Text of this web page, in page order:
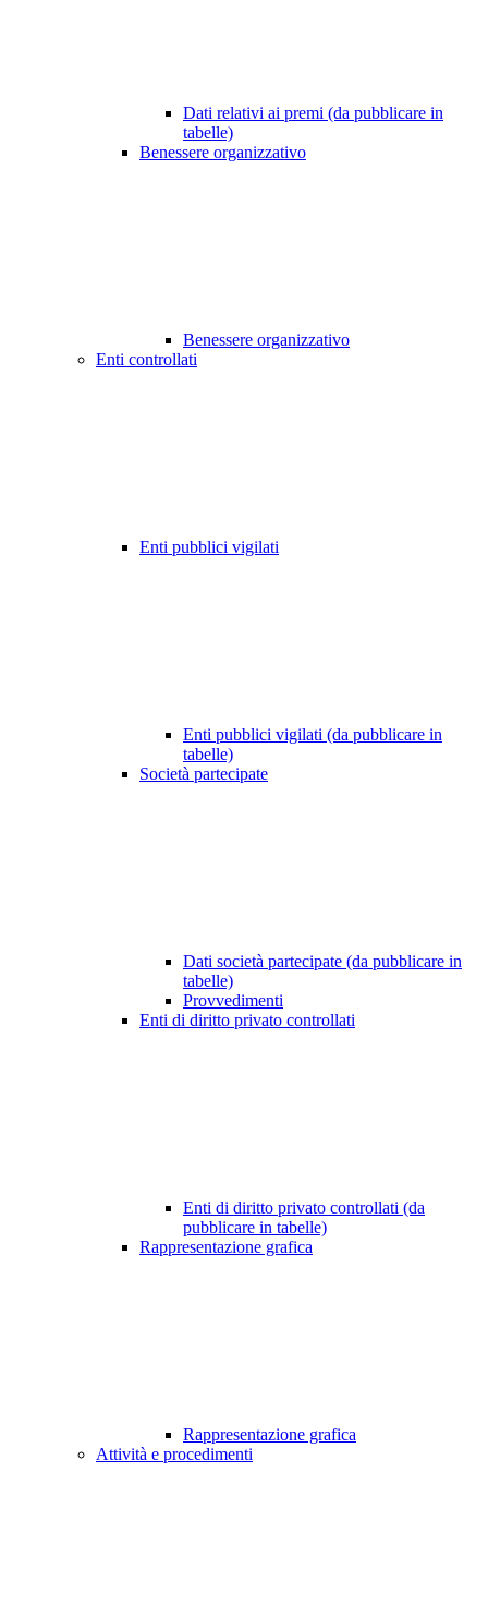
Dati relativi ai premi (da pubblicare in
tabelle)
Benessere organizzativo
Benessere organizzativo
Enti controllati
Enti pubblici vigilati
Enti pubblici vigilati (da pubblicare in
tabelle)
Società partecipate
Dati società partecipate (da pubblicare in
tabelle)
Provvedimenti
Enti di diritto privato controllati
Enti di diritto privato controllati (da
pubblicare in tabelle)
Rappresentazione grafica
Rappresentazione grafica
Attività e procedimenti